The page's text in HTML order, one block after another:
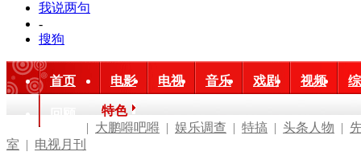
我说两句
-
搜狗
首页 电影 电视 音乐 戏剧 视频
特色
| 大鹏嘚吧嘚 | 娱乐调查 | 特搞 | 头条人物 |
室 | 电视月刊